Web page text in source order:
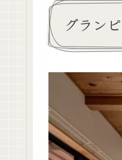
グラン